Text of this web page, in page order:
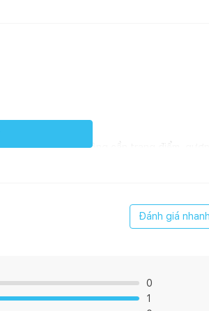
đa năng, khi không cần trang điểm,
cách gọn gàng và ngăn nắp. Đặc biệt khi
tiết kiệm diện tích một cách tối đa nhất.
Đánh giá nhanh
0
1